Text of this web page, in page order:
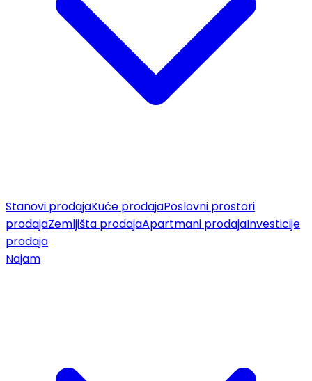
Stanovi prodajaKuće prodajaPoslovni prostori
prodajaZemljišta prodajaApartmani prodajaInvesticije
prodaja
Najam